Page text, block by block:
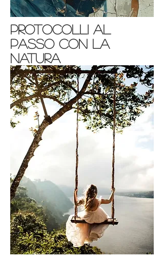
protocolli al
passo con la
natura